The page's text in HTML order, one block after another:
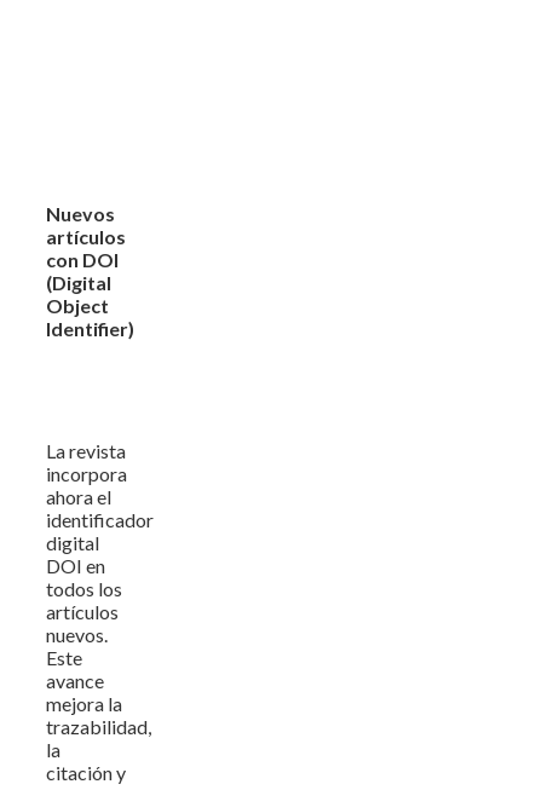
Nuevos
artículos
con DOI
(Digital
Object
Identifier)
La revista
incorpora
ahora el
identificador
digital
DOI en
todos los
artículos
nuevos.
Este
avance
mejora la
trazabilidad,
la
citación y